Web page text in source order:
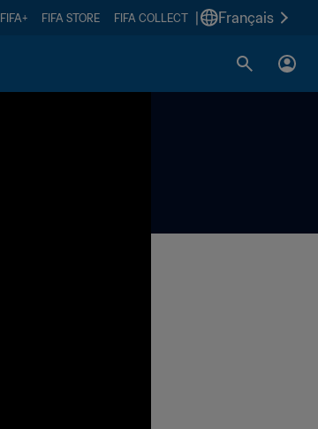
FIFA+ FIFA STORE FIFA COLLECT Français